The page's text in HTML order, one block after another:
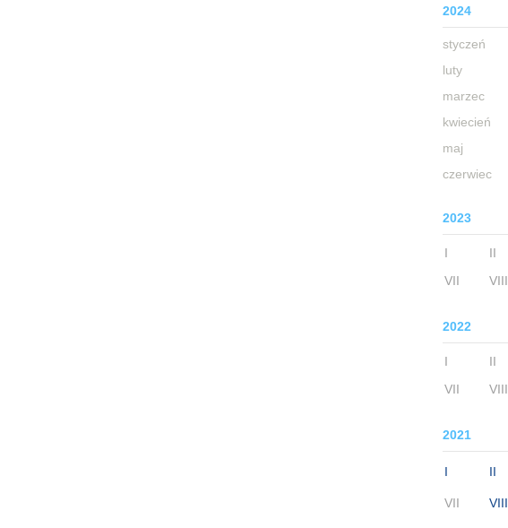
2024
styczeń
luty
marzec
kwiecień
maj
czerwiec
2023
I II
VII
VIII
2022
I II
VII
VIII
2021
I II
VII VIII